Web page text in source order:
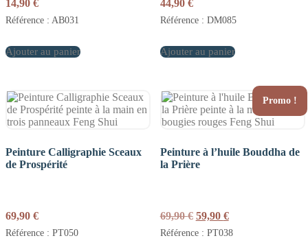
14,90 €
Référence : AB031
Ajouter au panier
44,90 €
Référence : DM085
Ajouter au panier
Peinture Calligraphie Sceaux
de Prospérité
69,90 €
Référence : PT050
Promo !
Peinture à l’huile Bouddha de
la Prière
69,90€ Le
prix
initial
59,90 €Le
prix
actuel
Référence : PT038